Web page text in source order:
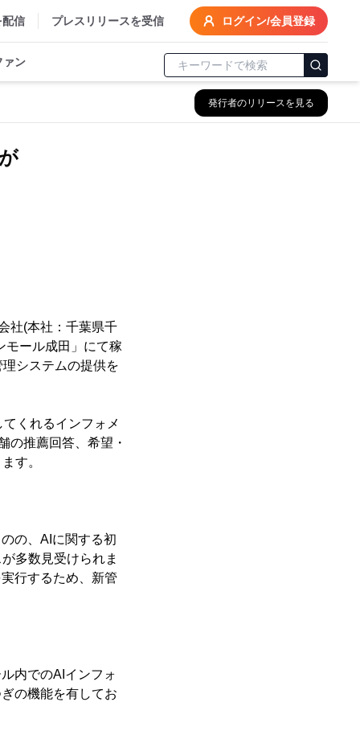
配信 プレスリリースを受信 ログイン/会員登録
ァン
発行者のリリースを見る
社(本社：千葉県千
モール成田」にて稼
システムの提供を
くれるインフォメ
の推薦回答、希望・
す。
の、AIに関する初
多数見受けられま
行するため、新管
内でのAIインフォ
の機能を有してお